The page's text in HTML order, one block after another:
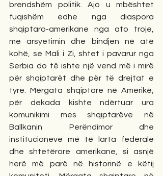
brendshëm politik. Ajo u mbështet
fuqishëm edhe nga diaspora
shqiptaro-amerikane nga ato troje,
me arsyetimin dhe bindjen në atë
kohë, se Mali i Zi, shtet i pavarur nga
Serbia do të ishte një vend më i mirë
për shqiptarët dhe për të drejtat e
tyre. Mërgata shqiptare në Amerikë,
për dekada kishte ndërtuar ura
komunikimi mes shqiptarëve në
Ballkanin Perëndimor dhe
institucioneve më të larta federale
dhe shtetërore amerikane, si asnjë
herë më parë në historinë e këtij